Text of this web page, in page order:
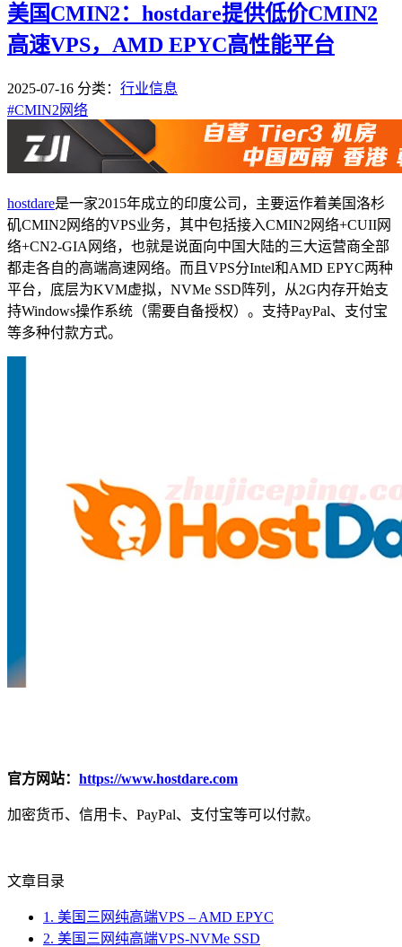
美国CMIN2：hostdare提供低价CMIN2
高速VPS，AMD EPYC高性能平台
2025-07-16 分类： 行业信息
#CMIN2网络
hostdare是一家2015年成立的印度公司，主要运作着美国洛杉
矶CMIN2网络的VPS业务，其中包括接入CMIN2网络+CUII网
络+CN2-GIA网络，也就是说面向中国大陆的三大运营商全部
都走各自的高端高速网络。而且VPS分Intel和AMD EPYC两种
平台，底层为KVM虚拟，NVMe SSD阵列，从2G内存开始支
持Windows操作系统（需要自备授权）。支持PayPal、支付宝
等多种付款方式。
官方网站： https://www.hostdare.com
加密货币、信用卡、PayPal、支付宝等可以付款。
文章目录
1. 美国三网纯高端VPS – AMD EPYC
2. 美国三网纯高端VPS-NVMe SSD